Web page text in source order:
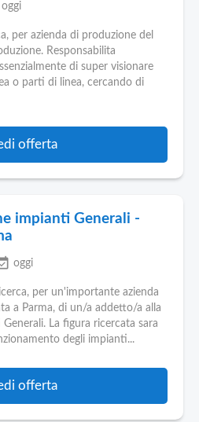
oggi
per azienda di produzione del
Responsabilita
di super visionare
o parti di linea, cercando di
offerta
impianti Generali -
oggi
per un'importante azienda
a Parma, di un/a addetto/a alla
La figura ricercata sara
degli impianti...
offerta